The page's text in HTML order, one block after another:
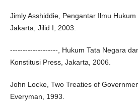
Jimly Asshiddie, Pengantar Ilmu Hukum
Jakarta, Jilid I, 2003.
-------------------, Hukum Tata Negara
Konstitusi Press, Jakarta, 2006.
John Locke, Two Treaties of
Everyman, 1993.